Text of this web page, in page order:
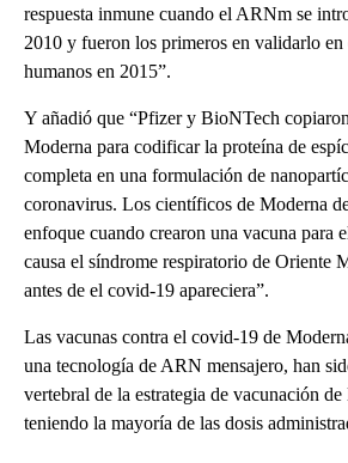
respuesta inmune cuando el ARNm se
2010 y fueron los primeros en validarlo en
humanos en 2015”.
Y añadió que “Pfizer y BioNTech
Moderna para codificar la proteína de
completa en una formulación de
coronavirus. Los científicos de Moderna
enfoque cuando crearon una vacuna para
causa el síndrome respiratorio de Oriente
antes de el covid-19 apareciera”.
Las vacunas contra el covid-19 de
una tecnología de ARN mensajero, han
vertebral de la estrategia de vacunación
teniendo la mayoría de las dosis